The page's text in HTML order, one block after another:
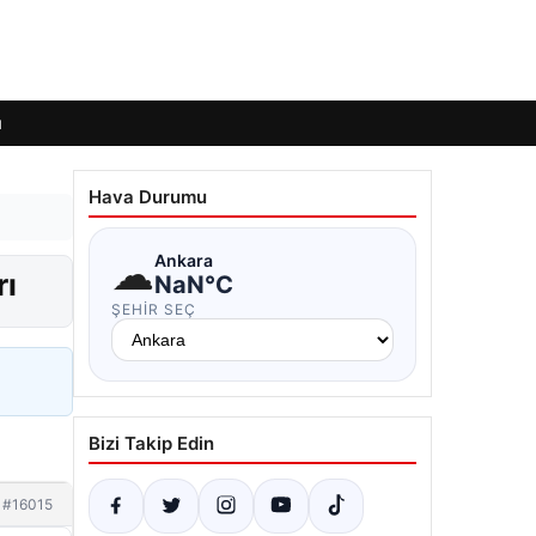
#16015
Hava Durumu
☁Ankara
NaN°C
ŞEHIR SEÇ
Bizi Takip Edin